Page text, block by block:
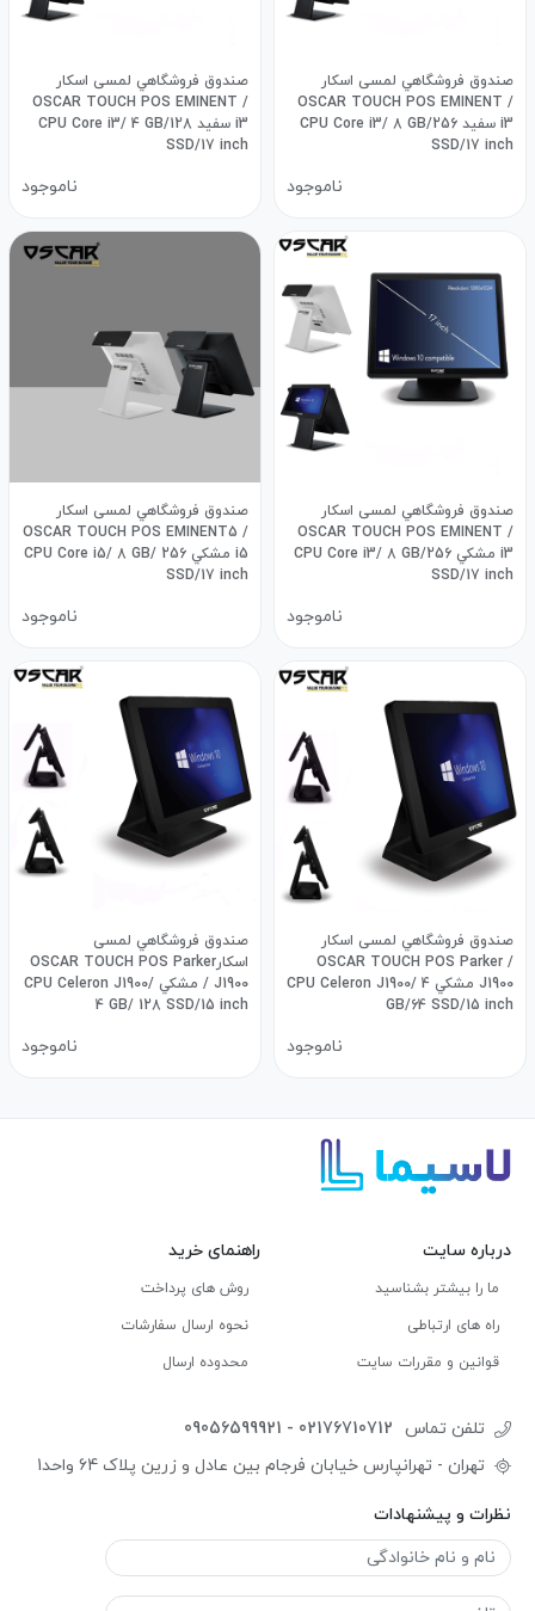
صندوق فروشگاهي لمسی اسکار
OSCAR TOUCH POS EMINENT /
i3 سفيد CPU Core i3/ 8 GB/256
SSD/17 inch
ناموجود
صندوق فروشگاهي لمسی اسکار
OSCAR TOUCH POS EMINENT /
i3 سفيد CPU Core i3/ 4 GB/128
SSD/17 inch
ناموجود
صندوق فروشگاهي لمسی اسکار
OSCAR TOUCH POS EMINENT /
i3 مشكي CPU Core i3/ 8 GB/256
SSD/17 inch
ناموجود
صندوق فروشگاهي لمسی اسکار
OSCAR TOUCH POS EMINENT5 /
i5 مشكي CPU Core i5/ 8 GB/ 256
SSD/17 inch
ناموجود
صندوق فروشگاهي لمسی اسکار
OSCAR TOUCH POS Parker /
J1900 مشكي CPU Celeron J1900/ 4
GB/64 SSD/15 inch
ناموجود
صندوق فروشگاهي لمسی
اسکارOSCAR TOUCH POS Parker
/ J1900 مشكي CPU Celeron J1900/
4 GB/ 128 SSD/15 inch
ناموجود
درباره سایت
ما را بیشتر بشناسید
راه های ارتباطی
قوانین و مقررات سایت
راهنمای خرید
روش های پرداخت
نحوه ارسال سفارشات
محدوده ارسال
تلفن تماس 09056599921 - 02176710712
تهران - تهرانپارس خیابان فرجام بین عادل و زرین پلاک 64 واحد1
نظرات و پیشنهادات